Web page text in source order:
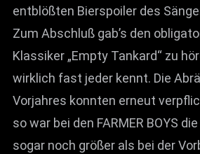
entblößten Bierspoiler des
Zum Abschluß gab’s den
Klassiker „Empty Tankard“ zu
wirklich fast jeder kennt. Die
Vorjahres konnten erneut
so war bei den FARMER BOYS
sogar noch größer als bei der